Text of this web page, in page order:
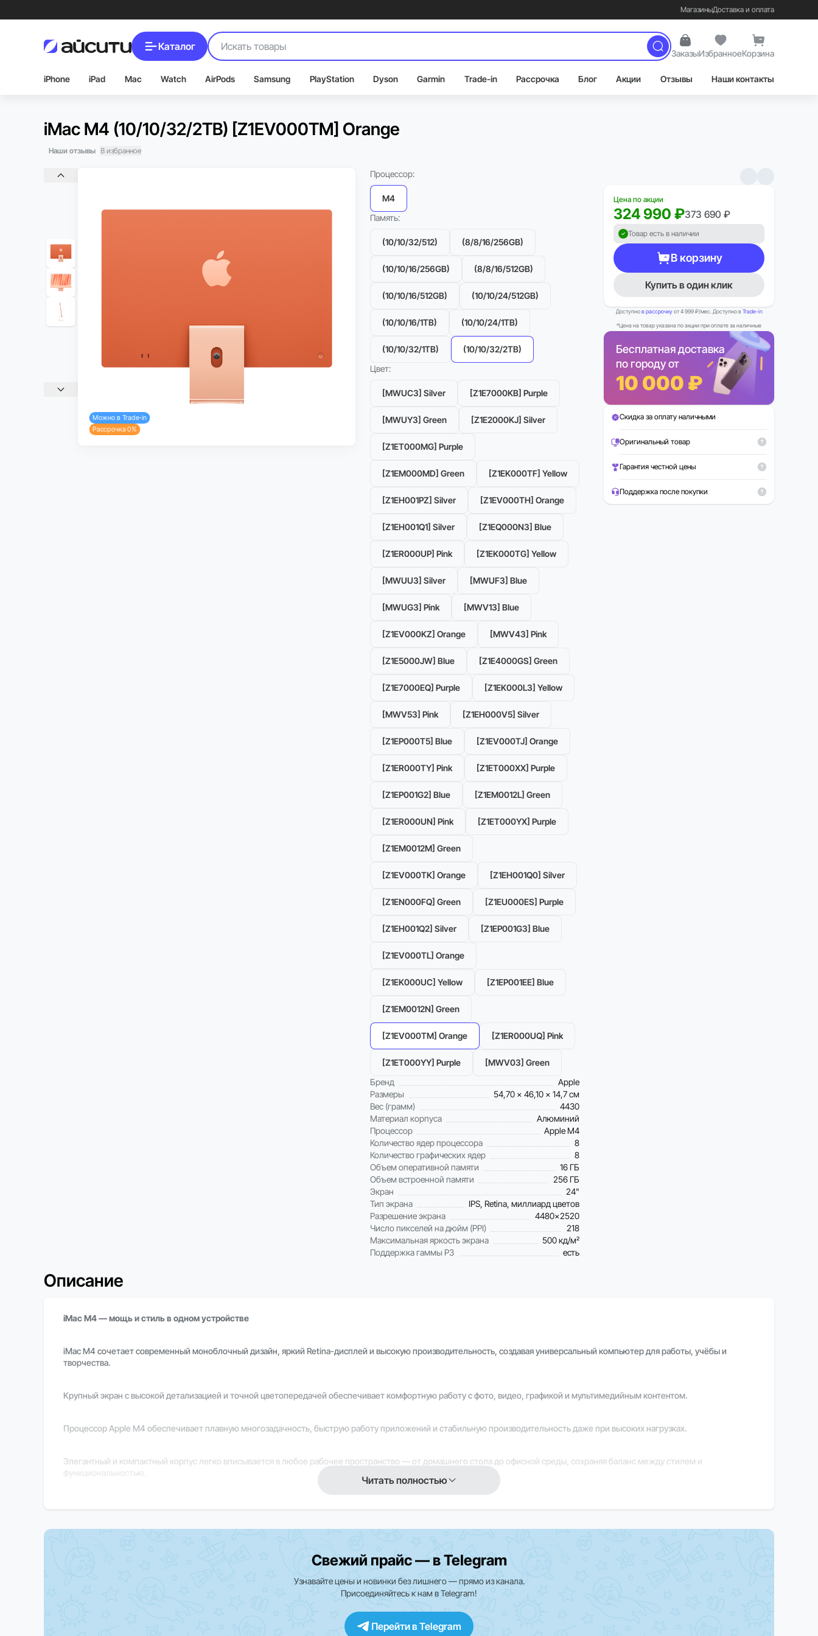
МагазиныДоставка и оплата
Каталог
ЗаказыИзбранноеКорзина
iPhone iPad Mac Watch AirPods Samsung PlayStation Dyson Garmin Trade-in Рассрочка Блог Акции Отзывы Наши контакты
iMac M4 (10/10/32/2TB) [Z1EV000TM] Orange
Наши отзывы В избранное
Можно в Trade-in
Рассрочка 0%
Можно в Trade-in
Можно в Trade-in
Процессор:
M4
Память:
(10/10/32/512) (8/8/16/256GB)
(10/10/16/256GB) (8/8/16/512GB)
(10/10/16/512GB) (10/10/24/512GB)
(10/10/16/1TB) (10/10/24/1TB)
(10/10/32/1TB)
(10/10/32/2TB)
Цвет:
[MWUC3] Silver [Z1E7000KB] Purple
[MWUY3] Green [Z1E2000KJ] Silver
[Z1ET000MG] Purple
[Z1EM000MD] Green [Z1EK000TF] Yellow
[Z1EH001PZ] Silver [Z1EV000TH] Orange
[Z1EH001Q1] Silver [Z1EQ000N3] Blue
[Z1ER000UP] Pink [Z1EK000TG] Yellow
[MWUU3] Silver [MWUF3] Blue
[MWUG3] Pink [MWV13] Blue
[Z1EV000KZ] Orange [MWV43] Pink
[Z1E5000JW] Blue [Z1E4000GS] Green
[Z1E7000EQ] Purple [Z1EK000L3] Yellow
[MWV53] Pink [Z1EH000V5] Silver
[Z1EP000T5] Blue [Z1EV000TJ] Orange
[Z1ER000TY] Pink [Z1ET000XX] Purple
[Z1EP001G2] Blue [Z1EM0012L] Green
[Z1ER000UN] Pink [Z1ET000YX] Purple
[Z1EM0012M] Green
[Z1EV000TK] Orange [Z1EH001Q0] Silver
[Z1EN000FQ] Green [Z1EU000ES] Purple
[Z1EH001Q2] Silver [Z1EP001G3] Blue
[Z1EV000TL] Orange
[Z1EK000UC] Yellow [Z1EP001EE] Blue
[Z1EM0012N] Green
[Z1EV000TM] Orange [Z1ER000UQ] Pink
[Z1ET000YY] Purple
[MWV03] Green
Бренд
Apple
Размеры
54,70 x 46,10 x 14,7 см
Вес (грамм)
4430
Материал корпуса
Алюминий
Процессор
Apple M4
Количество ядер процессора
8
Количество графических ядер
8
Объем оперативной памяти
16 ГБ
Объем встроенной памяти
256 ГБ
Экран
24"
Тип экрана
IPS, Retina, миллиард цветов
Разрешение экрана
4480×2520
Число пикселей на дюйм (PPI)
218
Максимальная яркость экрана
500 кд/м²
Поддержка гаммы P3
есть
Цена по акции
324 990 ₽373 690 ₽
Товар есть в наличии
В корзину
Купить в один клик
Доступнов рассрочкуот 4 999 ₽/мес. Доступно вTrade-in
*Цена на товар указана по акции при оплате за наличные
Бесплатная доставка
по городу от
10 000 ₽
Скидка за оплату наличными
Оригинальный товар
Гарантия честной цены
Поддержка после покупки
Описание
iMac M4 — мощь и стиль в одном устройстве
iMac M4 сочетает современный моноблочный дизайн, яркий Retina-дисплей и высокую производительность, создавая универсальный компьютер для работы, учёбы и
творчества.
Крупный экран с высокой детализацией и точной цветопередачей обеспечивает комфортную работу с фото, видео, графикой и мультимедийным контентом.
Процессор Apple M4 обеспечивает плавную многозадачность, быструю работу приложений и стабильную производительность даже при высоких нагрузках.
Элегантный и компактный корпус легко вписывается в любое рабочее пространство — от домашнего стола до офисной среды, сохраняя баланс между стилем и
функциональностью.
В зависимости от региона поставки некоторые функции и приложения могут быть ограничены. Для уточнения информации обратитесь к нашим менеджерам.
Читать полностью
Свежий прайс — в Telegram
Узнавайте цены и новинки без лишнего — прямо из канала.
Присоединяйтесь к нам в Telegram!
Перейти в Telegram